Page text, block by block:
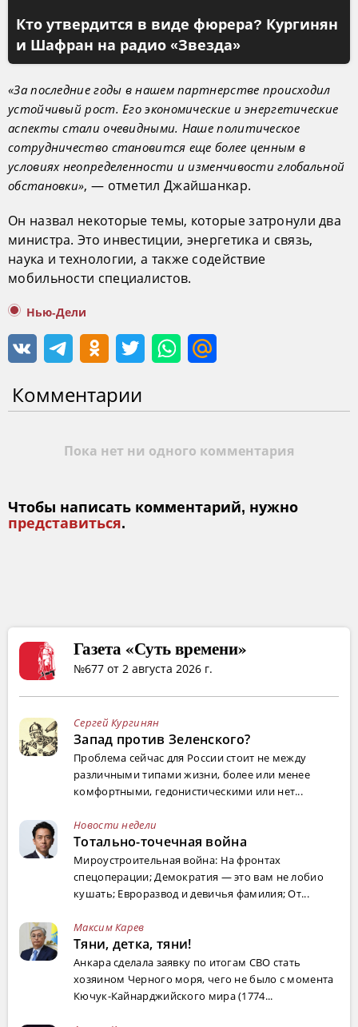
Кто утвердится в виде фюрера? Кургинян
и Шафран на радио «Звезда»
«За последние годы в нашем партнерстве происходил
устойчивый рост. Его экономические и энергетические
аспекты стали очевидными. Наше политическое
сотрудничество становится еще более ценным в
условиях неопределенности и изменчивости глобальной
обстановки», — отметил Джайшанкар.
Он назвал некоторые темы, которые затронули два
министра. Это инвестиции, энергетика и связь,
наука и технологии, а также содействие
мобильности специалистов.
Нью-Дели
Комментарии
Пока нет ни одного комментария
Чтобы написать комментарий, нужно
представиться.
Газета «Суть времени»
№677 от 2 августа 2026 г.
Сергей Кургинян
Запад против Зеленского?
Проблема сейчас для России стоит не между
различными типами жизни, более или менее
комфортными, гедонистическими или нет...
Новости недели
Тотально-точечная война
Мироустроительная война: На фронтах
спецоперации; Демократия — это вам не лобио
кушать; Евроразвод и девичья фамилия; От...
Максим Карев
Тяни, детка, тяни!
Анкара сделала заявку по итогам СВО стать
хозяином Черного моря, чего не было с момента
Кючук-Кайнарджийского мира (1774...